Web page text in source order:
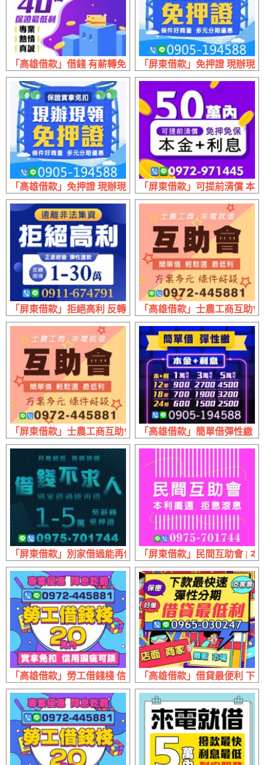
「高雄借款」借錢 有薪轉免等待 | 40萬內 保證最低利
「屏東借款」免押證 現辦現
「高雄借款」免押證 現辦現領 | 條件好商量 保證實拿免扣
「屏東借款」可提前清償 本
「屏東借款」拒絕高利 反轉困境 | 1~30萬 正派經營
「高雄借款」士農工商互助
「屏東借款」士農工商互助會 來電就借 | 方案多元 條件好談
「高雄借款」簡單借彈性繳
「屏東借款」別家借過能再借 月息超低現辦現領 | 1~5萬 免
「屏東借款」民間互助會 | 本
「高雄借款」勞工借錢棧 信用瑕疵可談 | 20萬內 專案優惠降
「高雄借款」借貸最便利 下